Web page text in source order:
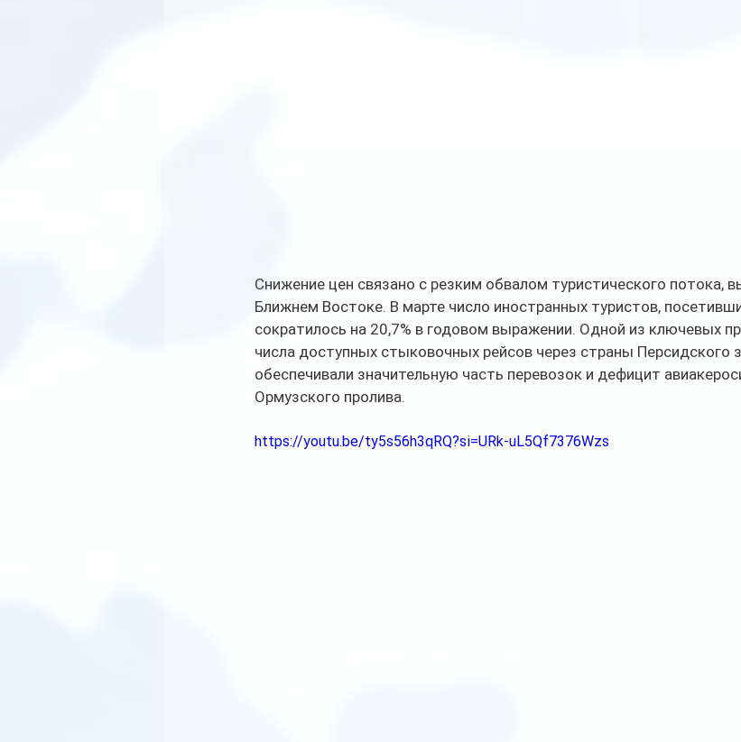
Снижение цен связано с резким обвалом туристического потока,
Ближнем Востоке. В марте число иностранных туристов,
сократилось на 20,7% в годовом выражении. Одной из ключевых
числа доступных стыковочных рейсов через страны Персидского
обеспечивали значительную часть перевозок и дефицит
Ормузского пролива.
https://youtu.be/ty5s56h3qRQ?si=URk-uL5Qf7376Wzs